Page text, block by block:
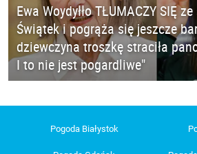
Ewa Woydyłło TŁUMACZY SIĘ
Świątek i pogrąża się jeszcze
dziewczyna troszkę straciła
I to nie jest pogardliwe"
Pogoda Białystok